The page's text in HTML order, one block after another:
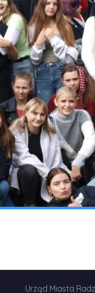
Urząd Miasta